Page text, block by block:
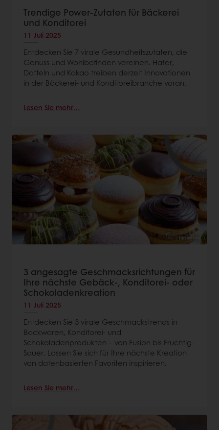
Trendige Power-Zutaten für Bäckerei
und Konditorei
11 Juli 2025
Entdecken Sie 7 virale Gesundheitszutaten, die
Genuss und Wohlbefinden vereinen. Hafer,
Datteln und Kakao treiben derzeit Innovationen
in der Bäckerei- und Konditoreibranche voran.
Lesen Sie mehr…
3 angesagte Geschmacksrichtungen für
Ihre nächste Gebäck-, Konditorei- oder
Schokoladenkreation
11 Juli 2025
Entdecken Sie 3 virale Geschmackstrends in
Backwaren, Konditorei- und
Schokoladenprodukten – von Fusion bis Fruchtig-
Sauer. Lassen Sie sich für Ihre nächste Kreation
von datenbasierten Favoriten inspirieren.
Lesen Sie mehr…